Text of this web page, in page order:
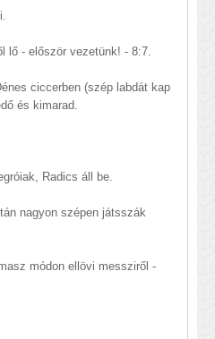
lő - először vezetünk! - 8:7.
ciccerben (szép labdát kap
és kimarad.
Radics áll be.
nagyon szépen játsszák
módon ellövi messziről -